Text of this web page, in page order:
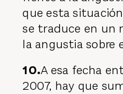
que esta
se traduce en un
la angustia sobre
10.A esa fecha
2007, hay que